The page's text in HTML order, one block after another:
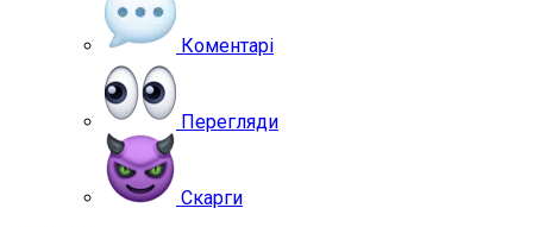
Коментарі
Перегляди
Скарги